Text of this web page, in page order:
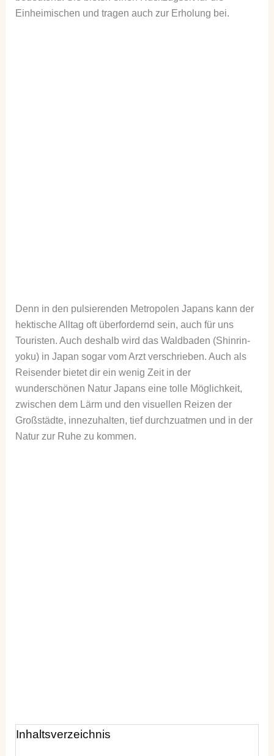
Einheimischen und tragen auch zur Erholung bei.
Denn in den pulsierenden Metropolen Japans kann der
hektische Alltag oft überfordernd sein, auch für uns
Touristen. Auch deshalb wird das Waldbaden (Shinrin-
yoku) in Japan sogar vom Arzt verschrieben. Auch als
Reisender bietet dir ein wenig Zeit in der
wunderschönen Natur Japans eine tolle Möglichkeit,
zwischen dem Lärm und den visuellen Reizen der
Großstädte, innezuhalten, tief durchzuatmen und in der
Natur zur Ruhe zu kommen.
Inhaltsverzeichnis